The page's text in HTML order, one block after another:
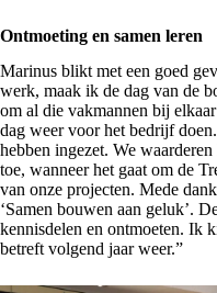
Ontmoeting en samen leren
Marinus blikt met een goed
werk, maak ik de dag van de
om al die vakmannen bij
dag weer voor het bedrijf
hebben ingezet. We
toe, wanneer het gaat om de
van onze projecten. Mede
‘Samen bouwen aan geluk’.
kennisdelen en ontmoeten. Ik
betreft volgend jaar weer.”